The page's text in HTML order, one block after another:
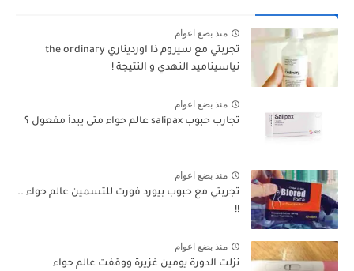
منذ بضع اعوام
تجربتي مع سيروم ذا اورديناري the ordinary
نياسيناميد النهدي و النتيجة !
منذ بضع اعوام
تجارب حبوب salipax عالم حواء متى يبدأ مفعول ؟
منذ بضع اعوام
تجربتي مع حبوب بيورد فورت للتسمين عالم حواء ..
!!
منذ بضع اعوام
نزلت الدورة يومين غزيرة ووقفت عالم حواء